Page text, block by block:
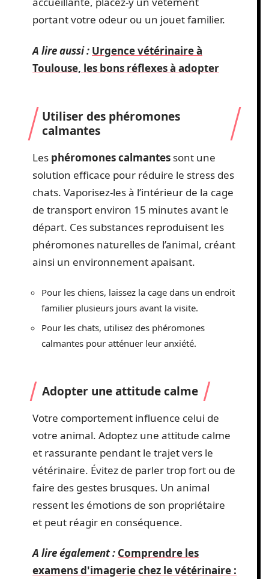
portant votre odeur ou un jouet familier.
A lire aussi : Urgence vétérinaire à
Toulouse, les bons réflexes à adopter
Utiliser des phéromones
calmantes
Les phéromones calmantes sont une
solution efficace pour réduire le stress des
chats. Vaporisez-les à l’intérieur de la cage
de transport environ 15 minutes avant le
départ. Ces substances reproduisent les
phéromones naturelles de l’animal, créant
ainsi un environnement apaisant.
Pour les chiens, laissez la cage dans un endroit
familier plusieurs jours avant la visite.
Pour les chats, utilisez des phéromones
calmantes pour atténuer leur anxiété.
Adopter une attitude calme
Votre comportement influence celui de
votre animal. Adoptez une attitude calme
et rassurante pendant le trajet vers le
vétérinaire. Évitez de parler trop fort ou de
faire des gestes brusques. Un animal
ressent les émotions de son propriétaire
et peut réagir en conséquence.
A lire également : Comprendre les
examens d'imagerie chez le vétérinaire :